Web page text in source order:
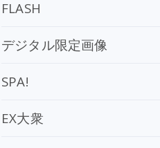
FLASH
デジタル限定画像
SPA!
EX大衆